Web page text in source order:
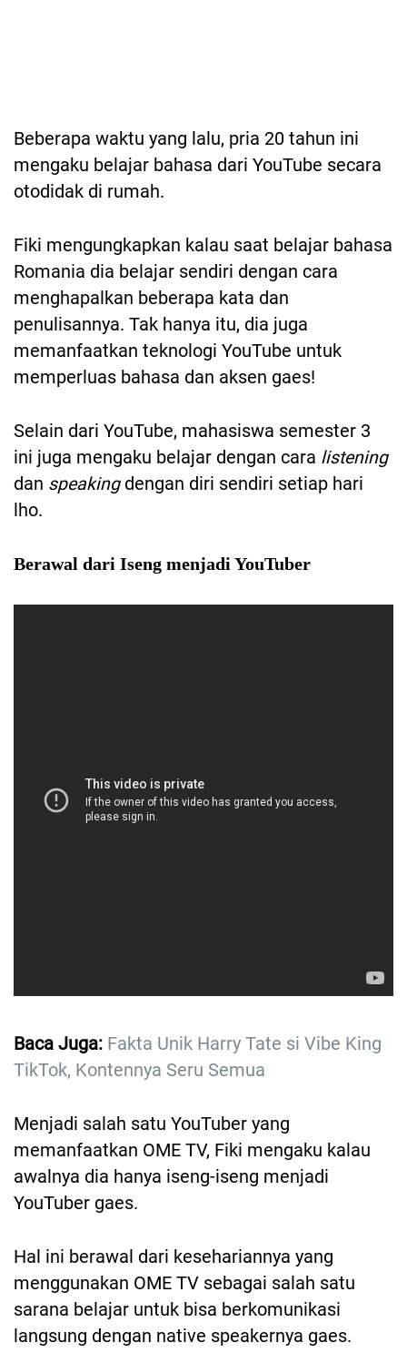
Beberapa waktu yang lalu, pria 20 tahun ini
mengaku belajar bahasa dari YouTube secara
otodidak di rumah.
Fiki mengungkapkan kalau saat belajar bahasa
Romania dia belajar sendiri dengan cara
menghapalkan beberapa kata dan
penulisannya. Tak hanya itu, dia juga
memanfaatkan teknologi YouTube untuk
memperluas bahasa dan aksen gaes!
Selain dari YouTube, mahasiswa semester 3
ini juga mengaku belajar dengan cara listening
dan speaking dengan diri sendiri setiap hari
lho.
Berawal dari Iseng menjadi YouTuber
Baca Juga: Fakta Unik Harry Tate si Vibe King
TikTok, Kontennya Seru Semua
Menjadi salah satu YouTuber yang
memanfaatkan OME TV, Fiki mengaku kalau
awalnya dia hanya iseng-iseng menjadi
YouTuber gaes.
Hal ini berawal dari kesehariannya yang
menggunakan OME TV sebagai salah satu
sarana belajar untuk bisa berkomunikasi
langsung dengan native speakernya gaes.